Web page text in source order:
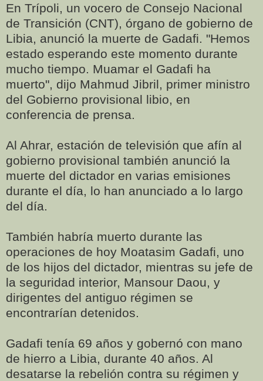
En Trípoli, un vocero de Consejo Nacional
de Transición (CNT), órgano de gobierno de
Libia, anunció la muerte de Gadafi. "Hemos
estado esperando este momento durante
mucho tiempo. Muamar el Gadafi ha
muerto", dijo Mahmud Jibril, primer ministro
del Gobierno provisional libio, en
conferencia de prensa.
Al Ahrar, estación de televisión que afín al
gobierno provisional también anunció la
muerte del dictador en varias emisiones
durante el día, lo han anunciado a lo largo
del día.
También habría muerto durante las
operaciones de hoy Moatasim Gadafi, uno
de los hijos del dictador, mientras su jefe de
la seguridad interior, Mansour Daou, y
dirigentes del antiguo régimen se
encontrarían detenidos.
Gadafi tenía 69 años y gobernó con mano
de hierro a Libia, durante 40 años. Al
desatarse la rebelión contra su régimen y